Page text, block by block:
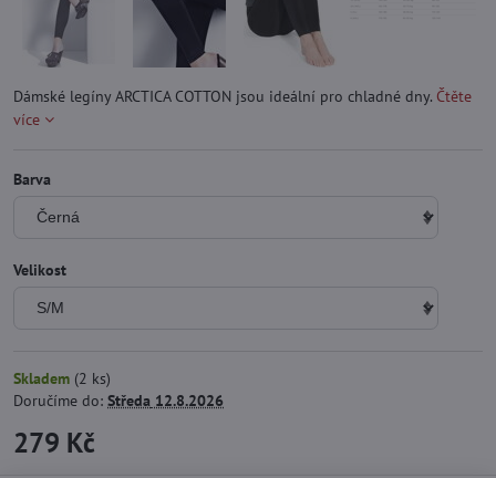
Dámské legíny ARCTICA COTTON jsou ideální pro chladné dny. Čtěte
více
Barva
Velikost
Skladem (2 ks)
Doručíme do: Středa 12.8.2026
279 Kč